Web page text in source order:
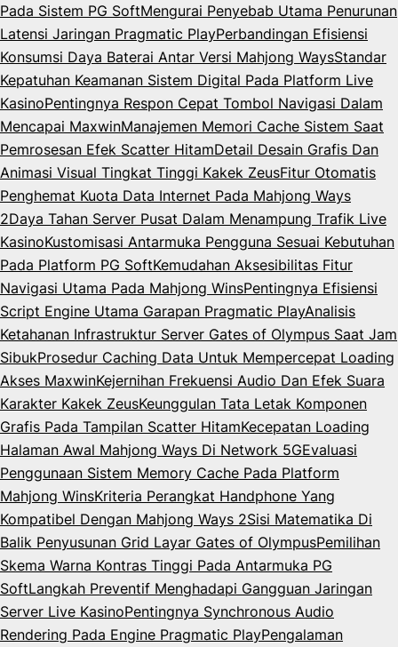
Pada Sistem PG SoftMengurai Penyebab Utama Penurunan
Latensi Jaringan Pragmatic PlayPerbandingan Efisiensi
Konsumsi Daya Baterai Antar Versi Mahjong WaysStandar
Kepatuhan Keamanan Sistem Digital Pada Platform Live
KasinoPentingnya Respon Cepat Tombol Navigasi Dalam
Mencapai MaxwinManajemen Memori Cache Sistem Saat
Pemrosesan Efek Scatter HitamDetail Desain Grafis Dan
Animasi Visual Tingkat Tinggi Kakek ZeusFitur Otomatis
Penghemat Kuota Data Internet Pada Mahjong Ways
2Daya Tahan Server Pusat Dalam Menampung Trafik Live
KasinoKustomisasi Antarmuka Pengguna Sesuai Kebutuhan
Pada Platform PG SoftKemudahan Aksesibilitas Fitur
Navigasi Utama Pada Mahjong WinsPentingnya Efisiensi
Script Engine Utama Garapan Pragmatic PlayAnalisis
Ketahanan Infrastruktur Server Gates of Olympus Saat Jam
SibukProsedur Caching Data Untuk Mempercepat Loading
Akses MaxwinKejernihan Frekuensi Audio Dan Efek Suara
Karakter Kakek ZeusKeunggulan Tata Letak Komponen
Grafis Pada Tampilan Scatter HitamKecepatan Loading
Halaman Awal Mahjong Ways Di Network 5GEvaluasi
Penggunaan Sistem Memory Cache Pada Platform
Mahjong WinsKriteria Perangkat Handphone Yang
Kompatibel Dengan Mahjong Ways 2Sisi Matematika Di
Balik Penyusunan Grid Layar Gates of OlympusPemilihan
Skema Warna Kontras Tinggi Pada Antarmuka PG
SoftLangkah Preventif Menghadapi Gangguan Jaringan
Server Live KasinoPentingnya Synchronous Audio
Rendering Pada Engine Pragmatic PlayPengalaman